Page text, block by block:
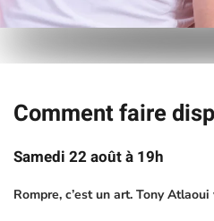
Comment faire
Samedi 22 août à 19h
Rompre, c’est un art. Tony